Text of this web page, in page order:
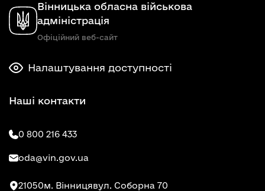
Вінницька обласна військова
адміністрація
Офіційний веб-сайт
Налаштування доступності
Наші контакти
0 800 216 433
oda@vin.gov.ua
21050м. Вінницявул. Соборна 70